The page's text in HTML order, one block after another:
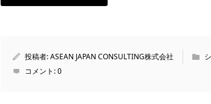
投稿者:ASEAN JAPAN CONSULTING株式会社
コメント:0